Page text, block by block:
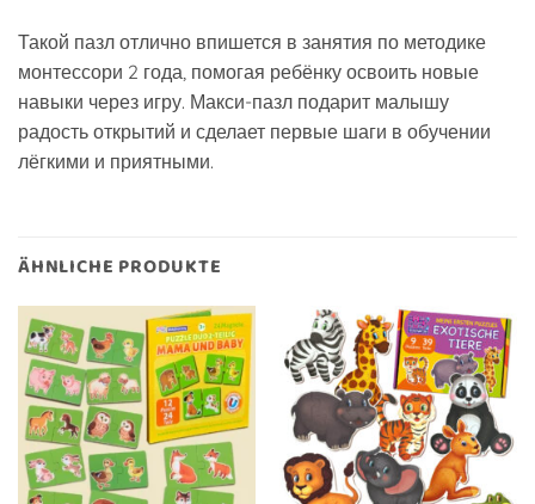
Такой пазл отлично впишется в занятия по методике
монтессори 2 года, помогая ребёнку освоить новые
навыки через игру. Макси-пазл подарит малышу
радость открытий и сделает первые шаги в обучении
лёгкими и приятными.
ÄHNLICHE PRODUKTE